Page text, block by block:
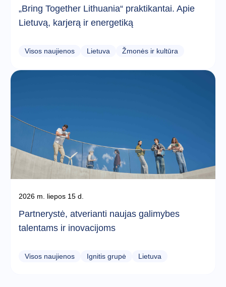
„Bring Together Lithuania“ praktikantai. Apie
Lietuvą, karjerą ir energetiką
Visos naujienos Lietuva Žmonės ir kultūra
2026 m. liepos 15 d.
Partnerystė, atverianti naujas galimybes
talentams ir inovacijoms
Visos naujienos Ignitis grupė Lietuva